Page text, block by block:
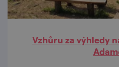
Vzhůru za výhledy